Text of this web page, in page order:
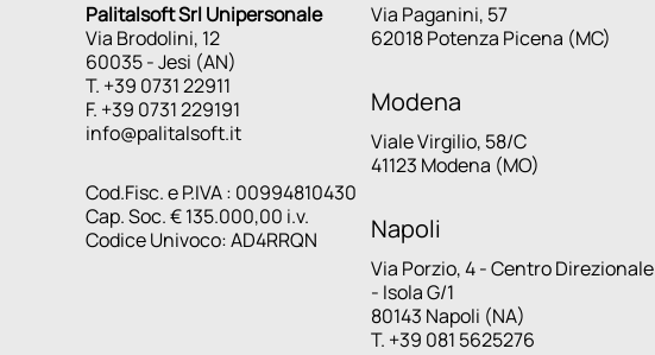
Palitalsoft Srl Unipersonale
Via Brodolini, 12
60035 - Jesi (AN)
T. +39 0731 22911
F. +39 0731 229191
info@palitalsoft.it
Cod.Fisc. e P.IVA : 00994810430
Cap. Soc. € 135.000,00 i.v.
Codice Univoco: AD4RRQN
Via Paganini, 57
62018 Potenza Picena (MC)
Modena
Viale Virgilio, 58/C
41123 Modena (MO)
Napoli
Via Porzio, 4 - Centro Direzionale
- Isola G/1
80143 Napoli (NA)
T. +39 081 5625276